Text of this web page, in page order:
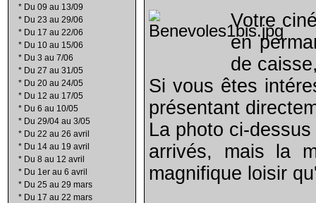
* Du 09 au 13/09
* Du 23 au 29/06
* Du 17 au 22/06
* Du 10 au 15/06
* Du 3 au 7/06
* Du 27 au 31/05
* Du 20 au 24/05
* Du 12 au 17/05
* Du 6 au 10/05
* Du 29/04 au 3/05
* Du 22 au 26 avril
* Du 14 au 19 avril
* Du 8 au 12 avril
* Du 1er au 6 avril
* Du 25 au 29 mars
* Du 17 au 22 mars
Votre
en
de
Si vous êtes
présentant
La photo ci-
arrivés, mais la
magnifique loisir